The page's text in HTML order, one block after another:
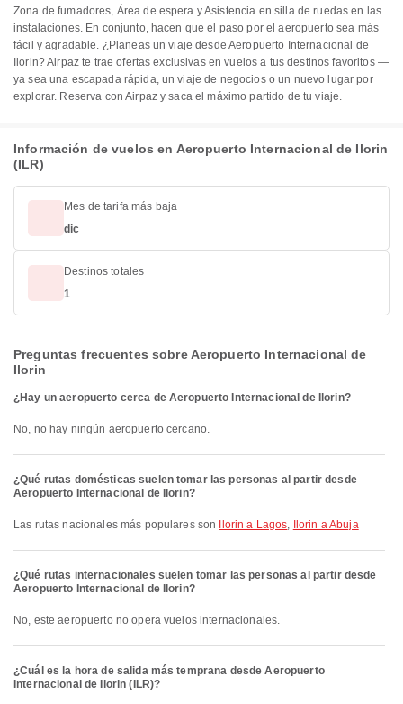
Zona de fumadores, Área de espera y Asistencia en silla de ruedas en las
instalaciones. En conjunto, hacen que el paso por el aeropuerto sea más
fácil y agradable. ¿Planeas un viaje desde Aeropuerto Internacional de
Ilorin? Airpaz te trae ofertas exclusivas en vuelos a tus destinos favoritos —
ya sea una escapada rápida, un viaje de negocios o un nuevo lugar por
explorar. Reserva con Airpaz y saca el máximo partido de tu viaje.
Información de vuelos en Aeropuerto Internacional de Ilorin
(ILR)
Mes de tarifa más baja
dic
Destinos totales
1
Preguntas frecuentes sobre Aeropuerto Internacional de
Ilorin
¿Hay un aeropuerto cerca de Aeropuerto Internacional de Ilorin?
No, no hay ningún aeropuerto cercano.
¿Qué rutas domésticas suelen tomar las personas al partir desde
Aeropuerto Internacional de Ilorin?
Las rutas nacionales más populares son Ilorin a Lagos, Ilorin a Abuja
¿Qué rutas internacionales suelen tomar las personas al partir desde
Aeropuerto Internacional de Ilorin?
No, este aeropuerto no opera vuelos internacionales.
¿Cuál es la hora de salida más temprana desde Aeropuerto
Internacional de Ilorin (ILR)?